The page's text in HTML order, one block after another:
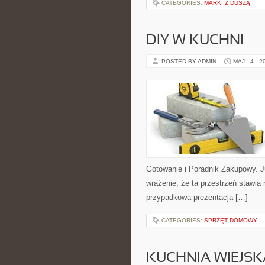
CATEGORIES: MARKI Z DUSZĄ
DIY W KUCHNI
POSTED BY ADMIN MAJ - 4 -
Gotowanie i Poradnik Zakupowy.
wrażenie, że ta przestrzeń stawia
przypadkowa prezentacja […]
CATEGORIES: SPRZĘT DOMOWY
KUCHNIA